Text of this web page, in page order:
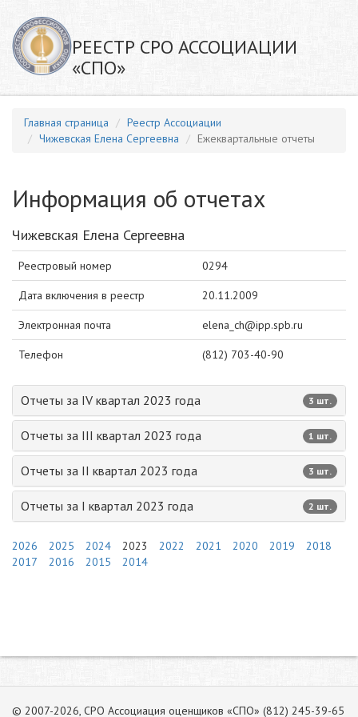
РЕЕСТР СРО АССОЦИАЦИИ
«СПО»
Главная страница
Реестр Ассоциации
Чижевская Елена Сергеевна
Ежеквартальные отчеты
Информация об отчетах
Чижевская Елена Сергеевна
Реестровый номер 0294
Дата включения в реестр 20.11.2009
Электронная почта elena_ch@ipp.spb.ru
Телефон (812) 703-40-90
Отчеты за IV квартал 2023 года 3 шт.
Отчеты за III квартал 2023 года 1 шт.
Отчеты за II квартал 2023 года 3 шт.
Отчеты за I квартал 2023 года 2 шт.
2026 2025 2024 2023 2022 2021 2020 2019
2018
2017
2016 2015 2014
© 2007-2026, СРО Ассоциация оценщиков «СПО» (812) 245-39-65